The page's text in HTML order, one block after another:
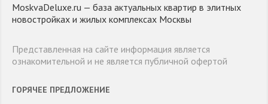
MoskvaDeluxe.ru — база актуальных квартир в элитных
новостройках и жилых комплексах Москвы
Представленная на сайте информация является
ознакомительной и не является публичной офертой
ГОРЯЧЕЕ ПРЕДЛОЖЕНИЕ